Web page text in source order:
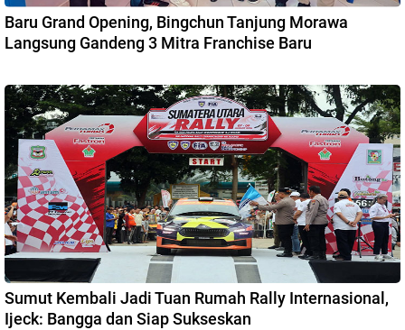
Baru Grand Opening, Bingchun Tanjung Morawa
Langsung Gandeng 3 Mitra Franchise Baru
Sumut Kembali Jadi Tuan Rumah Rally Internasional,
Ijeck: Bangga dan Siap Sukseskan